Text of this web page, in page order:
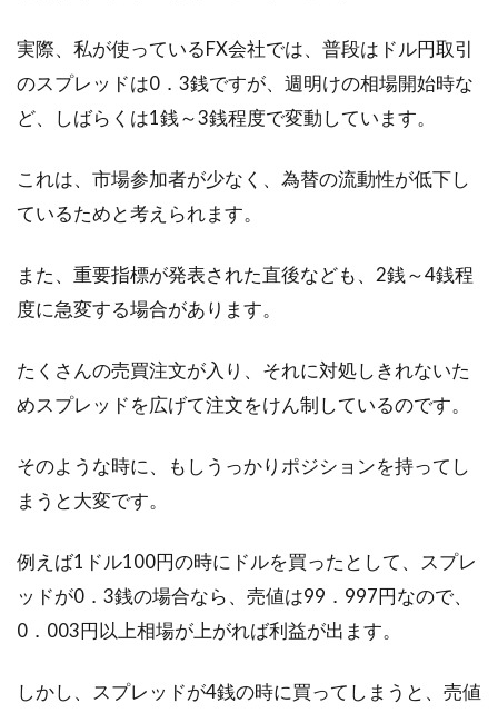
実際、私が使っているFX会社では、普段はドル円取引
のスプレッドは0．3銭ですが、週明けの相場開始時な
ど、しばらくは1銭～3銭程度で変動しています。
これは、市場参加者が少なく、為替の流動性が低下し
ているためと考えられます。
また、重要指標が発表された直後なども、2銭～4銭程
度に急変する場合があります。
たくさんの売買注文が入り、それに対処しきれないた
めスプレッドを広げて注文をけん制しているのです。
そのような時に、もしうっかりポジションを持ってし
まうと大変です。
例えば1ドル100円の時にドルを買ったとして、スプレ
ッドが0．3銭の場合なら、売値は99．997円なので、
0．003円以上相場が上がれば利益が出ます。
しかし、スプレッドが4銭の時に買ってしまうと、売値